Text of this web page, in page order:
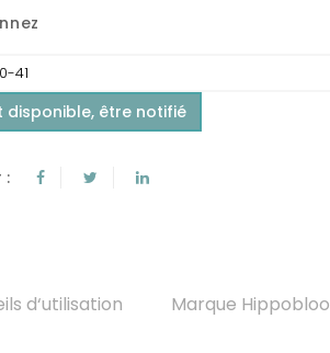
disponible, être notifié
:
d‘utilisation Marque Hippobloo